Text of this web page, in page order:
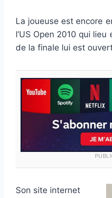
La joueuse est encore
l’US Open 2010 qui
de la finale lui est
Son site internet